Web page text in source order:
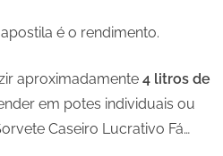
é o rendimento.
aproximadamente 4 litros de
em potes individuais ou
Caseiro Lucrativo Fá…